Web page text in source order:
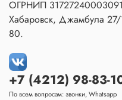
+7 (4212) 98-83-
По всем вопросам: звонки, Whatsapp
ОГРНИП
Хабаровск, Джамбула
80.